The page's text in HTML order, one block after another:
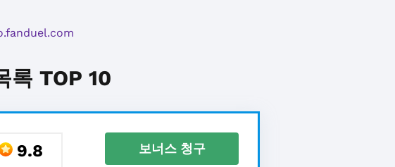
록 TOP 10
9.8 보너스 청구